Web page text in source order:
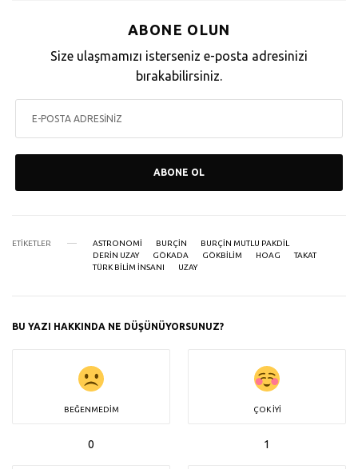
ABONE OLUN
Size ulaşmamızı isterseniz e-posta adresinizi
bırakabilirsiniz.
ABONE OL
ETIKETLER ASTRONOMI BURÇIN
BURÇIN MUTLU PAKDIL
DERIN UZAY
GÖKADA GÖKBILIM HOAG
TAKAT
TÜRK BILIM INSANI
UZAY
BU YAZI HAKKINDA NE DÜŞÜNÜYORSUNUZ?
BEĞENMEDIM
0
ÇOK İYI
1